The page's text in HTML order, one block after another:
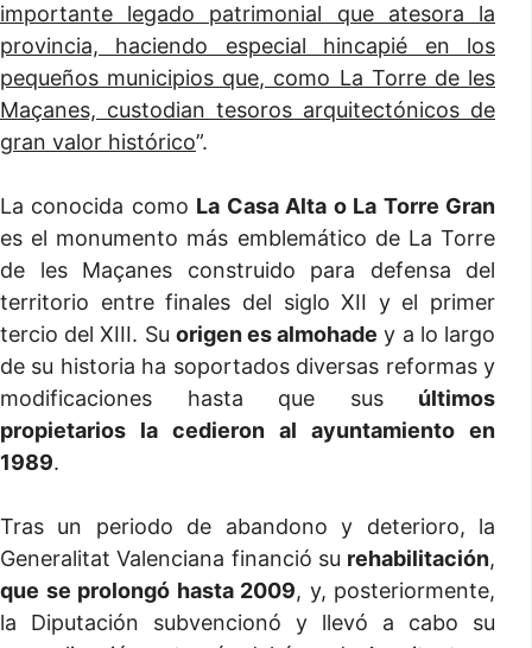
importante legado patrimonial que atesora la
provincia, haciendo especial hincapié en los
pequeños municipios que, como La Torre de les
Maçanes, custodian tesoros arquitectónicos de
gran valor histórico”.
La conocida como La Casa Alta o La Torre Gran
es el monumento más emblemático de La Torre
de les Maçanes construido para defensa del
territorio entre finales del siglo XII y el primer
tercio del XIII. Su origen es almohade y a lo largo
de su historia ha soportados diversas reformas y
modificaciones hasta que sus últimos
propietarios la cedieron al ayuntamiento en
1989.
Tras un periodo de abandono y deterioro, la
Generalitat Valenciana financió su rehabilitación,
que se prolongó hasta 2009, y, posteriormente,
la Diputación subvencionó y llevó a cabo su